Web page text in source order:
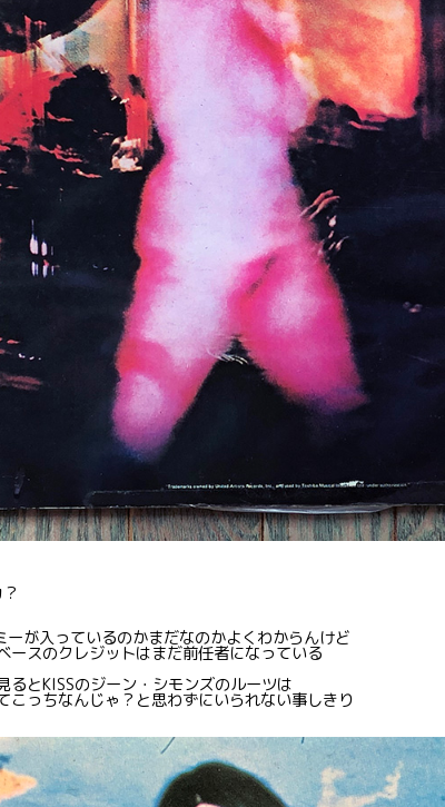
ーが入っているのかまだなのかよくわからんけど
ースのクレジットはまだ前任者になっている
るとKISSのジーン・シモンズのルーツは
こっちなんじゃ？と思わずにいられない事しきり